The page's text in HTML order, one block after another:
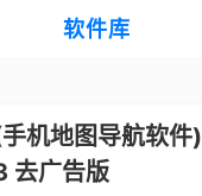
软件库
机地图导航软件)
去广告版